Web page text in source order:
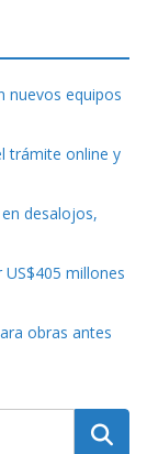
nuevos equipos
trámite online y
desalojos,
millones
obras antes